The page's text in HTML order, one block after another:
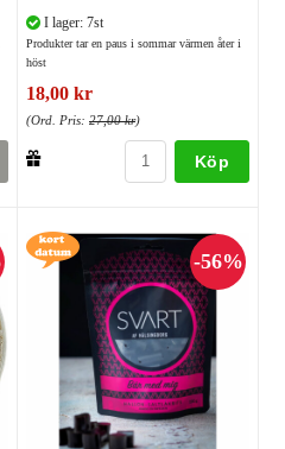
I lager: 7st
Produkter tar en paus i sommar värmen åter i
höst
18,00 kr
(Ord. Pris: 27,00 kr)
Köp